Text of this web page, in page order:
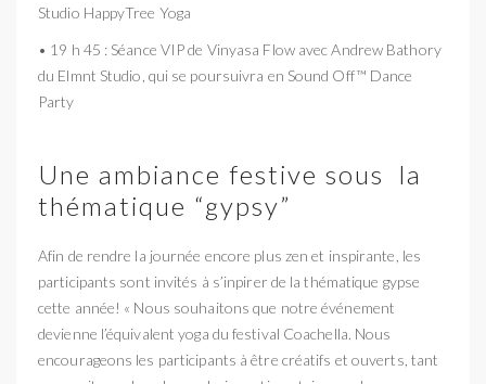
Studio HappyTree Yoga
• 19 h 45 : Séance VIP de Vinyasa Flow avec Andrew Bathory
du Elmnt Studio, qui se poursuivra en Sound Off™ Dance
Party
Une ambiance festive sous la
thématique “gypsy”
Afin de rendre la journée encore plus zen et inspirante, les
participants sont invités à s’inpirer de la thématique gypse
cette année! « Nous souhaitons que notre événement
devienne l’équivalent yoga du festival Coachella. Nous
encourageons les participants à être créatifs et ouverts, tant